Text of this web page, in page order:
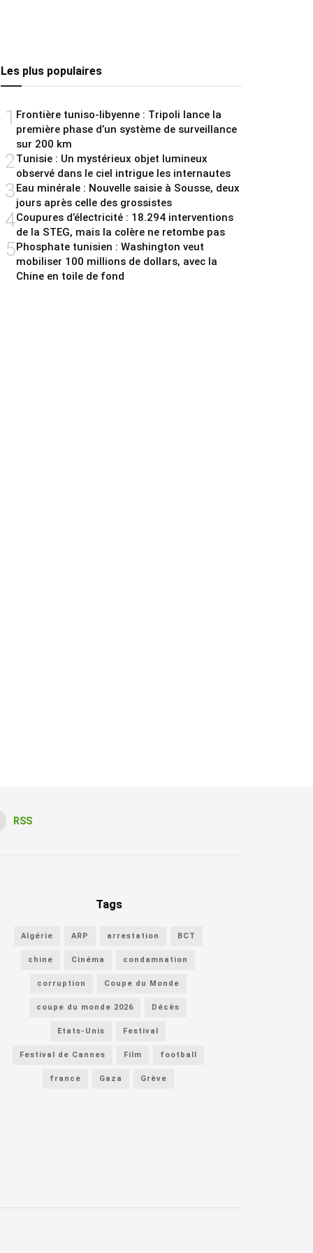
Les plus populaires
1 Frontière tuniso-libyenne : Tripoli lance la
première phase d’un système de surveillance
sur 200 km
2Tunisie : Un mystérieux objet lumineux
observé dans le ciel intrigue les internautes
3Eau minérale : Nouvelle saisie à Sousse, deux
jours après celle des grossistes
4Coupures d’électricité : 18.294 interventions
de la STEG, mais la colère ne retombe pas
5Phosphate tunisien : Washington veut
mobiliser 100 millions de dollars, avec la
Chine en toile de fond
RSS
Tags
Algérie ARP arrestation BCT
chine Cinéma condamnation
corruption Coupe du Monde
coupe du monde 2026 Décès
Etats-Unis Festival
Festival de Cannes Film football
france Gaza Grève